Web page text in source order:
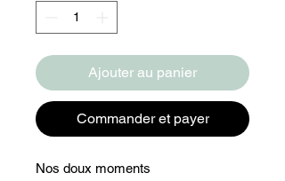
Ajouter au panier
Commander et payer
Nos doux moments